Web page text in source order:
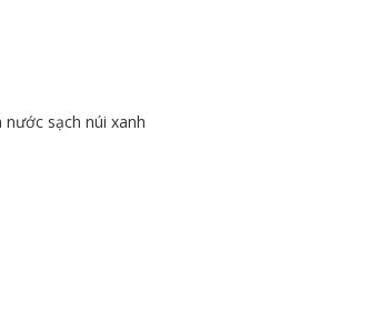
nước sạch núi xanh